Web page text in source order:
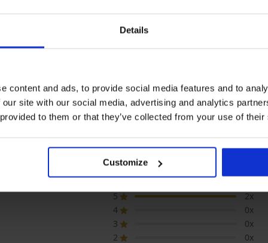
Details
content and ads, to provide social media features and to
site with our social media, advertising and analytics
to them or that they’ve collected from your use of
Customize
6,90 €22,99 €
κορμάκι Elisa
5,70 €13,29 €
ΠΡΟΪΟΝΤΟΣ Γυναικείο μοντάλ
5
2x
4
0x
3
0x
2
0x